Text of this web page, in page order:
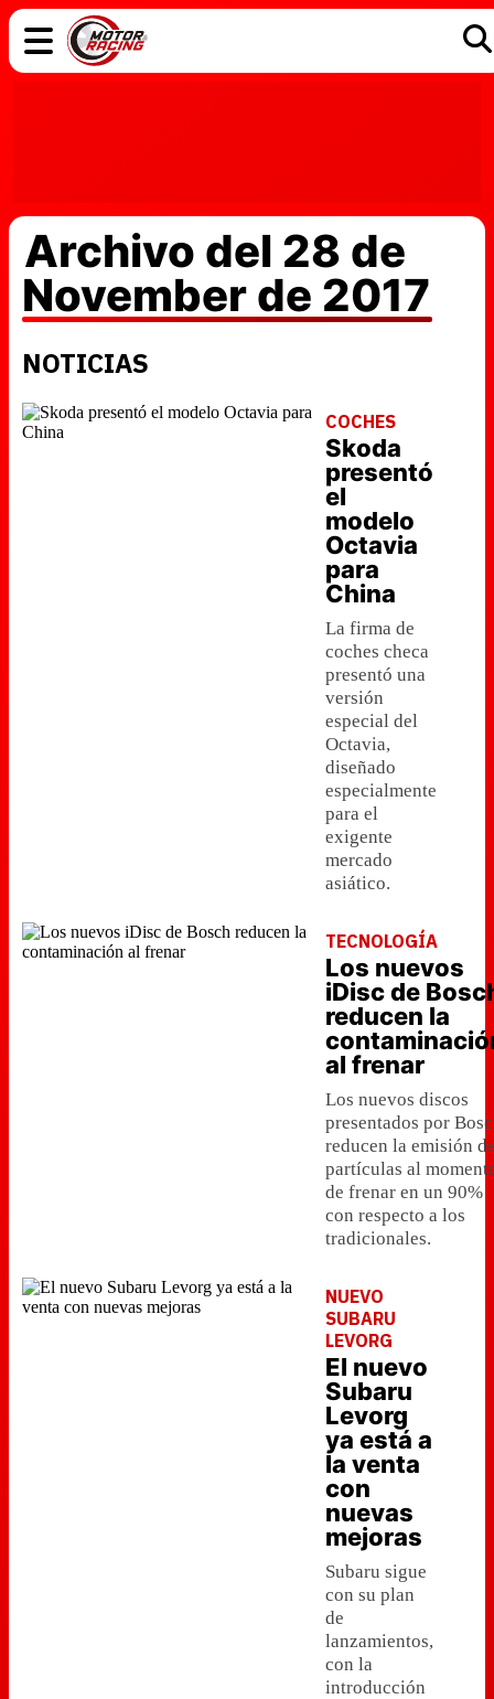
Archivo del 28 de
November de 2017
NOTICIAS
COCHES
Skoda
presentó
el
modelo
Octavia
para
China
La firma de
coches checa
presentó una
versión
especial del
Octavia,
diseñado
especialmente
para el
exigente
mercado
asiático.
TECNOLOGÍA
Los nuevos
iDisc de
reducen la
al frenar
Los nuevos discos
presentados por
reducen la emisión
partículas al
de frenar en un 90%
con respecto a los
tradicionales.
NUEVO
SUBARU
LEVORG
El nuevo
Subaru
Levorg
ya está a
la venta
con
nuevas
mejoras
Subaru sigue
con su plan
de
lanzamientos,
con la
introducción